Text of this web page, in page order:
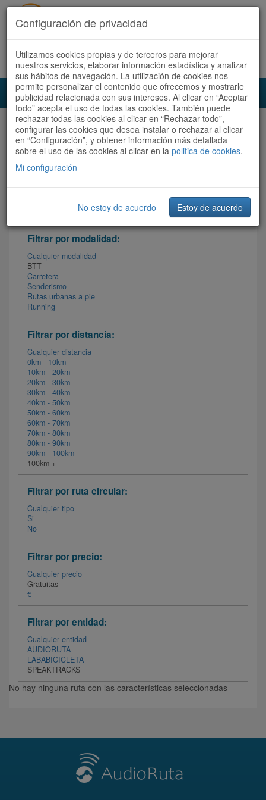
Acceder Registrate ahora Español | Català
Audioruta Todas las rutas
Todas las rutas Ordenar por:Más recientes
Filtrar las rutas
Filtrar por modalidad:
Cualquier modalidad
BTT
Carretera
Senderismo
Rutas urbanas a pie
Running
Filtrar por distancia:
Cualquier distancia
0km - 10km
10km - 20km
20km - 30km
30km - 40km
40km - 50km
50km - 60km
60km - 70km
70km - 80km
80km - 90km
90km - 100km
100km +
Filtrar por ruta circular:
Cualquier tipo
Si
No
Filtrar por precio:
Cualquier precio
Gratuitas
€
Filtrar por entidad:
Cualquier entidad
AUDIORUTA
LABABICICLETA
SPEAKTRACKS
No hay ninguna ruta con las características seleccionadas
Configuración de privacidad
Utilizamos cookies propias y de terceros para mejorar
nuestros servicios, elaborar información estadística y analizar
sus hábitos de navegación. La utilización de cookies nos
permite personalizar el contenido que ofrecemos y mostrarle
publicidad relacionada con sus intereses. Al clicar en “Aceptar
todo” acepta el uso de todas las cookies. También puede
rechazar todas las cookies al clicar en “Rechazar todo”,
configurar las cookies que desea instalar o rechazar al clicar
en “Configuración”, y obtener información más detallada
sobre el uso de las cookies al clicar en la politica de cookies.
Mi configuración
No estoy de acuerdo Estoy de acuerdo